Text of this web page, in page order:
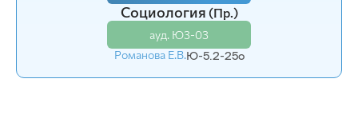
Социология (Пр.)
ауд. Ю3-03
Романова Е.В.Ю-5.2-25o